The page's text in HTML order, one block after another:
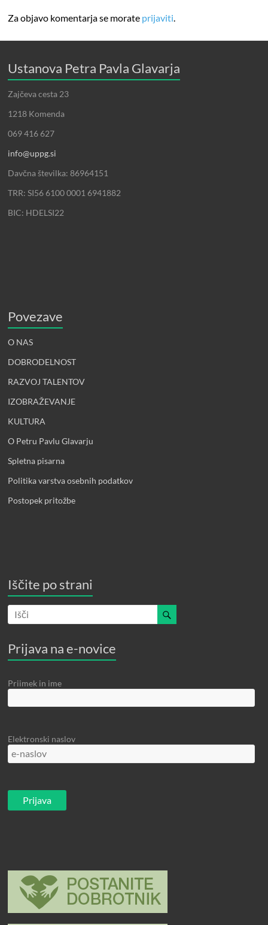
Za objavo komentarja se morate prijaviti.
Ustanova Petra Pavla Glavarja
Zajčeva cesta 23
1218 Komenda
069 416 627
info@uppg.si
Davčna številka: 86964151
TRR: SI56 6100 0001 6941882
BIC: HDELSI22
Povezave
O NAS
DOBRODELNOST
RAZVOJ TALENTOV
IZOBRAŽEVANJE
KULTURA
O Petru Pavlu Glavarju
Spletna pisarna
Politika varstva osebnih podatkov
Postopek pritožbe
Iščite po strani
Prijava na e-novice
Priimek in ime
Elektronski naslov